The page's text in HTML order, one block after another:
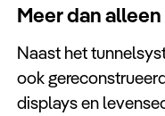
Meer dan
Naast het
ook
displays en